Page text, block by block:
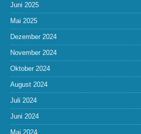
Juni 2025
Mai 2025
Dezember 2024
November 2024
Oktober 2024
August 2024
Juli 2024
Juni 2024
Mai 2024